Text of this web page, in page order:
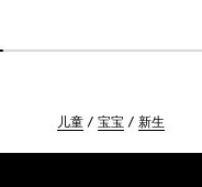
儿童 宝宝 新生